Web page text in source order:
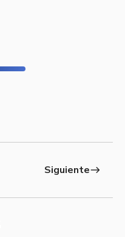
Siguienteeast